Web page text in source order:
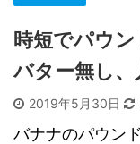
時短でパウン
バター無し、
2019年5月30日
バナナのパウン